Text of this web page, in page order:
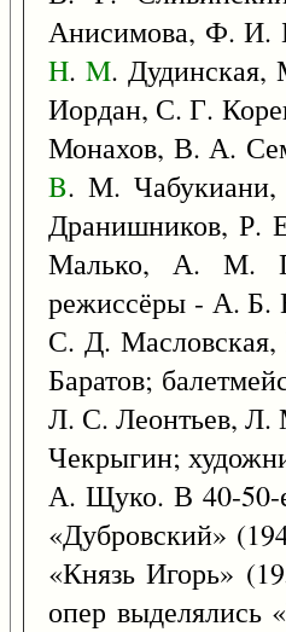
Анисимова, Ф. И.
H. M.
Иордан, С. Г.
Монахов, В. А.
B. М.
Дранишников, Р.
Малько, А. М.
режиссёры - А.
С. Д.
Баратов;
Л. С. Леонтьев,
Чекрыгин;
А. Щуко. В 40-50-е
«Дубровский»
«Князь Игорь»
опер выделялись